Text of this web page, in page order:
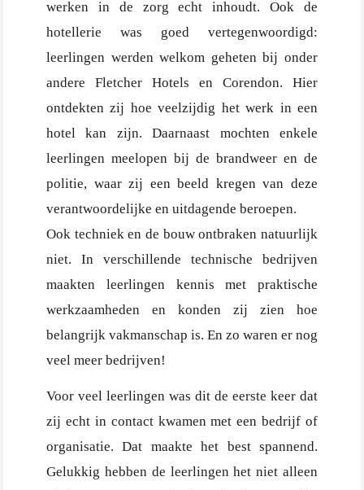
werken in de zorg echt inhoudt. Ook de
hotellerie was goed vertegenwoordigd:
leerlingen werden welkom geheten bij onder
andere Fletcher Hotels en Corendon. Hier
ontdekten zij hoe veelzijdig het werk in een
hotel kan zijn. Daarnaast mochten enkele
leerlingen meelopen bij de brandweer en de
politie, waar zij een beeld kregen van deze
verantwoordelijke en uitdagende beroepen.
Ook techniek en de bouw ontbraken natuurlijk
niet. In verschillende technische bedrijven
maakten leerlingen kennis met praktische
werkzaamheden en konden zij zien hoe
belangrijk vakmanschap is. En zo waren er nog
veel meer bedrijven!
Voor veel leerlingen was dit de eerste keer dat
zij echt in contact kwamen met een bedrijf of
organisatie. Dat maakte het best spannend.
Gelukkig hebben de leerlingen het niet alleen